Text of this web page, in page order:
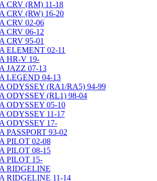
CRV (RM) 11-18
CRV (RW) 16-20
CRV 02-06
CRV 06-12
CRV 95-01
ELEMENT 02-11
HR-V 19-
JAZZ 07-13
LEGEND 04-13
ODYSSEY (RA1/RA5) 94-99
ODYSSEY (RL1) 98-04
ODYSSEY 05-10
ODYSSEY 11-17
ODYSSEY 17-
PASSPORT 93-02
PILOT 02-08
PILOT 08-15
PILOT 15-
RIDGELINE
RIDGELINE 11-14